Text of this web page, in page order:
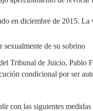
en diciembre de 2015. La
sexualmente de su sobrino
Tribunal de Juicio, Pablo
condicional por ser
con las siguientes